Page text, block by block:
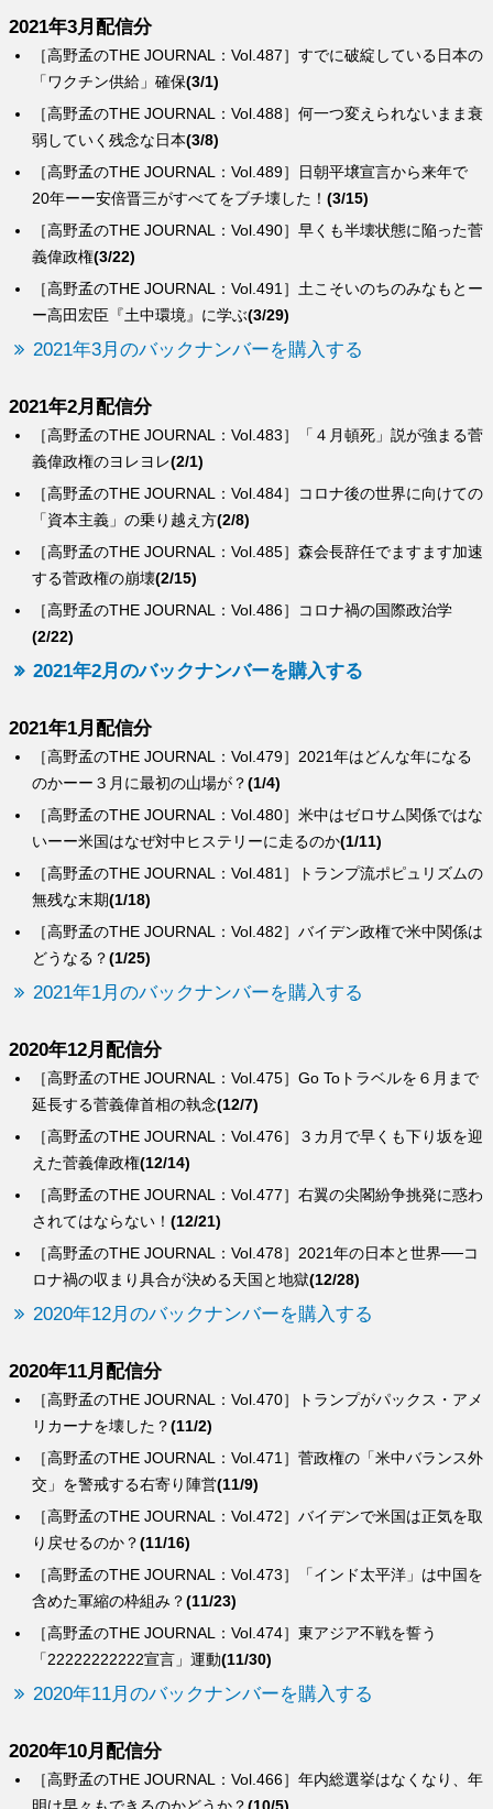
2021年3月配信分
［高野孟のTHE JOURNAL：Vol.491］土こそいのちのみなもとー
ー高田宏臣『土中環境』に学ぶ(3/29)
［高野孟のTHE JOURNAL：Vol.490］早くも半壊状態に陥った菅
義偉政権(3/22)
［高野孟のTHE JOURNAL：Vol.489］日朝平壌宣言から来年で
20年ーー安倍晋三がすべてをブチ壊した！(3/15)
［高野孟のTHE JOURNAL：Vol.488］何一つ変えられないまま衰
弱していく残念な日本(3/8)
［高野孟のTHE JOURNAL：Vol.487］すでに破綻している日本の
「ワクチン供給」確保(3/1)
2021年3月のバックナンバーを購入する
2021年2月配信分
［高野孟のTHE JOURNAL：Vol.486］コロナ禍の国際政治学
(2/22)
［高野孟のTHE JOURNAL：Vol.485］森会長辞任でますます加速
する菅政権の崩壊(2/15)
［高野孟のTHE JOURNAL：Vol.484］コロナ後の世界に向けての
「資本主義」の乗り越え方(2/8)
［高野孟のTHE JOURNAL：Vol.483］「４月頓死」説が強まる菅
義偉政権のヨレヨレ(2/1)
2021年2月のバックナンバーを購入する
2021年1月配信分
［高野孟のTHE JOURNAL：Vol.482］バイデン政権で米中関係は
どうなる？(1/25)
［高野孟のTHE JOURNAL：Vol.481］トランプ流ポピュリズムの
無残な末期(1/18)
［高野孟のTHE JOURNAL：Vol.480］米中はゼロサム関係ではな
いーー米国はなぜ対中ヒステリーに走るのか(1/11)
［高野孟のTHE JOURNAL：Vol.479］2021年はどんな年になる
のかーー３月に最初の山場が？(1/4)
2021年1月のバックナンバーを購入する
2020年12月配信分
［高野孟のTHE JOURNAL：Vol.478］2021年の日本と世界──コ
ロナ禍の収まり具合が決める天国と地獄(12/28)
［高野孟のTHE JOURNAL：Vol.477］右翼の尖閣紛争挑発に惑わ
されてはならない！(12/21)
［高野孟のTHE JOURNAL：Vol.476］３カ月で早くも下り坂を迎
えた菅義偉政権(12/14)
［高野孟のTHE JOURNAL：Vol.475］Go Toトラベルを６月まで
延長する菅義偉首相の執念(12/7)
2020年12月のバックナンバーを購入する
2020年11月配信分
［高野孟のTHE JOURNAL：Vol.474］東アジア不戦を誓う
「22222222222宣言」運動(11/30)
［高野孟のTHE JOURNAL：Vol.473］「インド太平洋」は中国を
含めた軍縮の枠組み？(11/23)
［高野孟のTHE JOURNAL：Vol.472］バイデンで米国は正気を取
り戻せるのか？(11/16)
［高野孟のTHE JOURNAL：Vol.471］菅政権の「米中バランス外
交」を警戒する右寄り陣営(11/9)
［高野孟のTHE JOURNAL：Vol.470］トランプがパックス・アメ
リカーナを壊した？(11/2)
2020年11月のバックナンバーを購入する
2020年10月配信分
［高野孟のTHE JOURNAL：Vol.466］年内総選挙はなくなり、年